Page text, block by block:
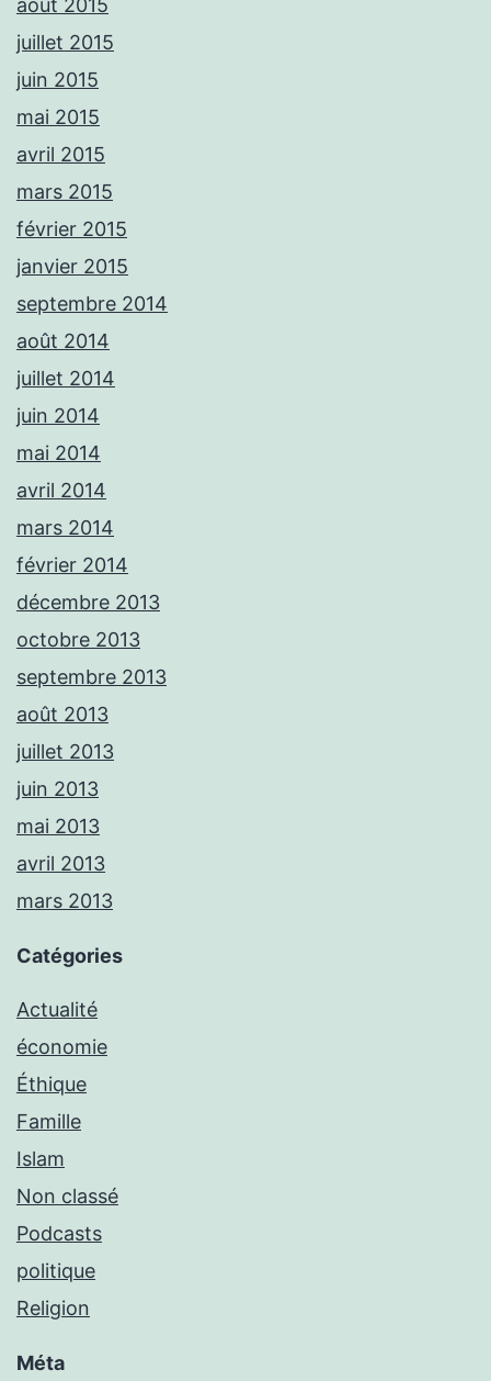
août 2015
juillet 2015
juin 2015
mai 2015
avril 2015
mars 2015
février 2015
janvier 2015
septembre 2014
août 2014
juillet 2014
juin 2014
mai 2014
avril 2014
mars 2014
février 2014
décembre 2013
octobre 2013
septembre 2013
août 2013
juillet 2013
juin 2013
mai 2013
avril 2013
mars 2013
Catégories
Actualité
économie
Éthique
Famille
Islam
Non classé
Podcasts
politique
Religion
Méta